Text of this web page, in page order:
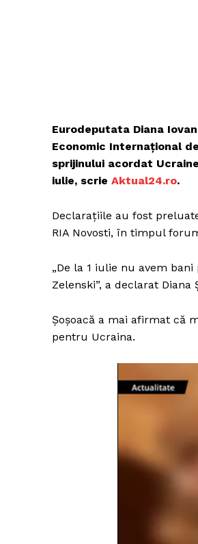
Eurodeputata Diana
Economic Internaţional
sprijinului acordat
iulie, scrie Aktual24.ro.
Declaraţiile au fost
RIA Novosti, în timpul
„De la 1 iulie nu avem
Zelenski”, a declarat
Şoşoacă a mai afirmat că
pentru Ucraina.